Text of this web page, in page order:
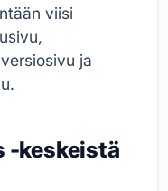
viisi
ja
-keskeistä